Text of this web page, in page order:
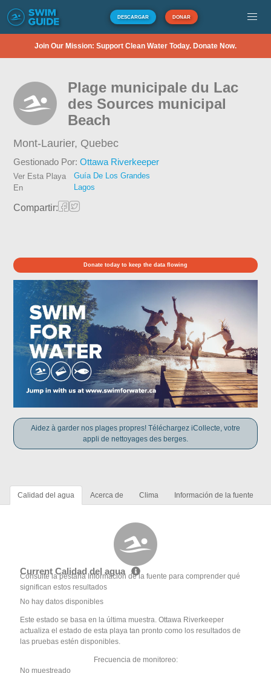
DESCARGAR DONAR
Join Our Mission: Support Clean Water Today. Donate Now.
Plage municipale du Lac
des Sources municipal
Beach
Mont-Laurier, Quebec
Gestionado Por:Ottawa Riverkeeper
Ver Esta Playa
En
Guía De Los Grandes
Lagos
Compartir:
Donate today to keep the data flowing
Aidez à garder nos plages propres! Téléchargez iCollecte, votre
appli de nettoyages des berges.
Calidad del agua Acerca de Clima Información de la fuente
Current Calidad del agua
Consulte la pestaña Información de la fuente para comprender qué
significan estos resultados
No hay datos disponibles
Este estado se basa en la última muestra. Ottawa Riverkeeper
actualiza el estado de esta playa tan pronto como los resultados de
las pruebas estén disponibles.
Frecuencia de monitoreo:
No muestreado